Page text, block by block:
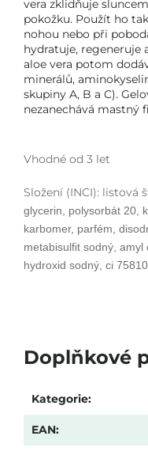
vera zklidňuje
pokožku. Použít ho
nohou nebo při
hydratuje, regeneruje
aloe vera potom
minerálů,
skupiny A, B a C).
nezanechává mastný
Vhodné od 3 let
Složení (INCI): listová
glycerin, polysorbát 20,
karbomer, parfém,
metabisulfit sodný, amyl
hydroxid sodný, ci
Doplňkové
Kategorie:
EAN: